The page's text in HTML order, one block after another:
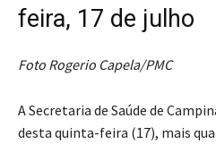
feira, 17 de julho
Foto Rogerio Capela/PMC
A Secretaria de Saúde de
desta quinta-feira (17), mais